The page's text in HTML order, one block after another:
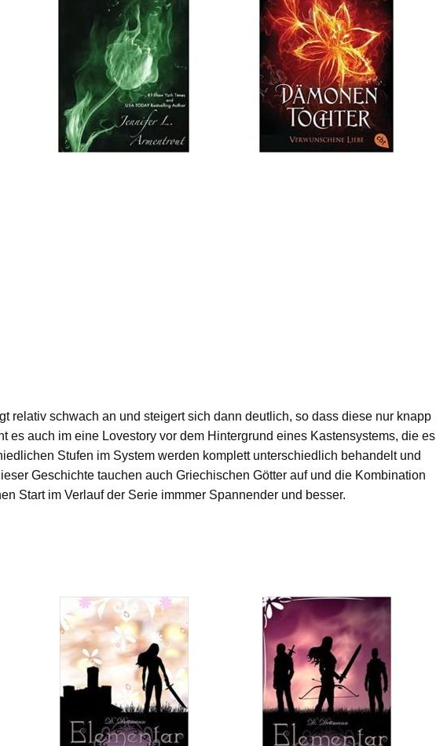
relativ schwach an und steigert sich dann deutlich, so dass diese nur knapp
es auch im eine Lovestory vor dem Hintergrund eines Kastensystems, die es
Stufen im System werden komplett unterschiedlich behandelt und
Geschichte tauchen auch Griechischen Götter auf und die Kombination
Start im Verlauf der Serie immmer Spannender und besser.